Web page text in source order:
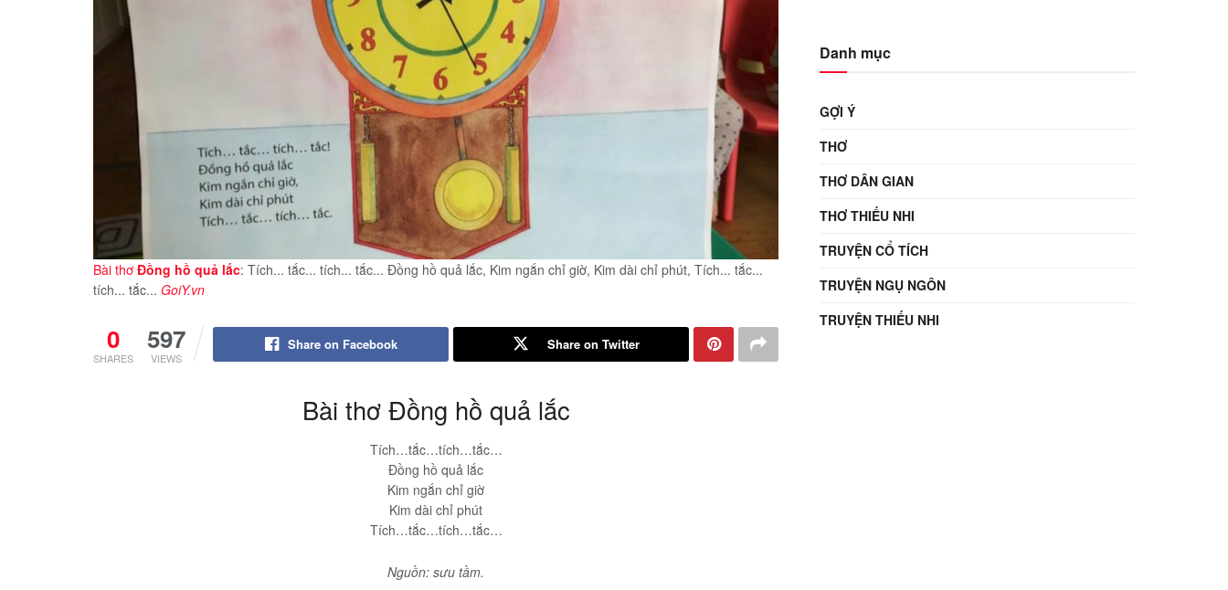
Bài thơ Đồng hồ quả lắc: Tích... tắc... tích... tắc... Đồng hồ quả lắc, Kim ngắn chỉ giờ, Kim dài chỉ phút, Tích... tắc...
tích... tắc... GoiY.vn
0
SHARES
597
VIEWS
Share on Facebook Share on Twitter
Bài thơ Đồng hồ quả lắc
Tích…tắc…tích…tắc…
Đồng hồ quả lắc
Kim ngắn chỉ giờ
Kim dài chỉ phút
Tích…tắc…tích…tắc…
Nguồn: sưu tầm.
Danh mục
GỢI Ý
THƠ
THƠ DÂN GIAN
THƠ THIẾU NHI
TRUYỆN CỔ TÍCH
TRUYỆN NGỤ NGÔN
TRUYỆN THIẾU NHI